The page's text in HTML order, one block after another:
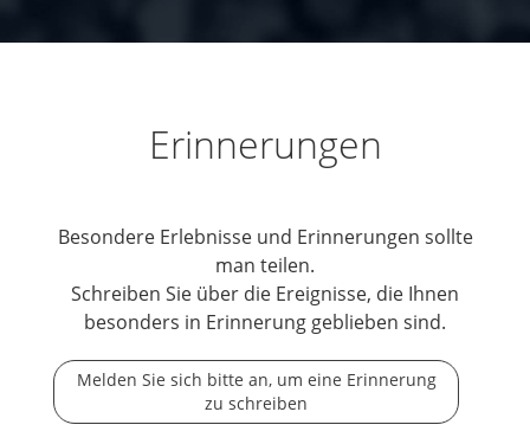
Erinnerungen
Besondere Erlebnisse und Erinnerungen sollte
man teilen.
Schreiben Sie über die Ereignisse, die Ihnen
besonders in Erinnerung geblieben sind.
Melden Sie sich bitte an, um eine Erinnerung
zu schreiben